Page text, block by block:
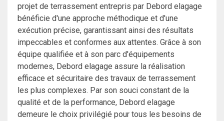
projet de terrassement entrepris par Debord elagage
bénéficie d'une approche méthodique et d'une
exécution précise, garantissant ainsi des résultats
impeccables et conformes aux attentes. Grâce à son
équipe qualifiée et à son parc d'équipements
modernes, Debord elagage assure la réalisation
efficace et sécuritaire des travaux de terrassement
les plus complexes. Par son souci constant de la
qualité et de la performance, Debord elagage
demeure le choix privilégié pour tous les besoins de